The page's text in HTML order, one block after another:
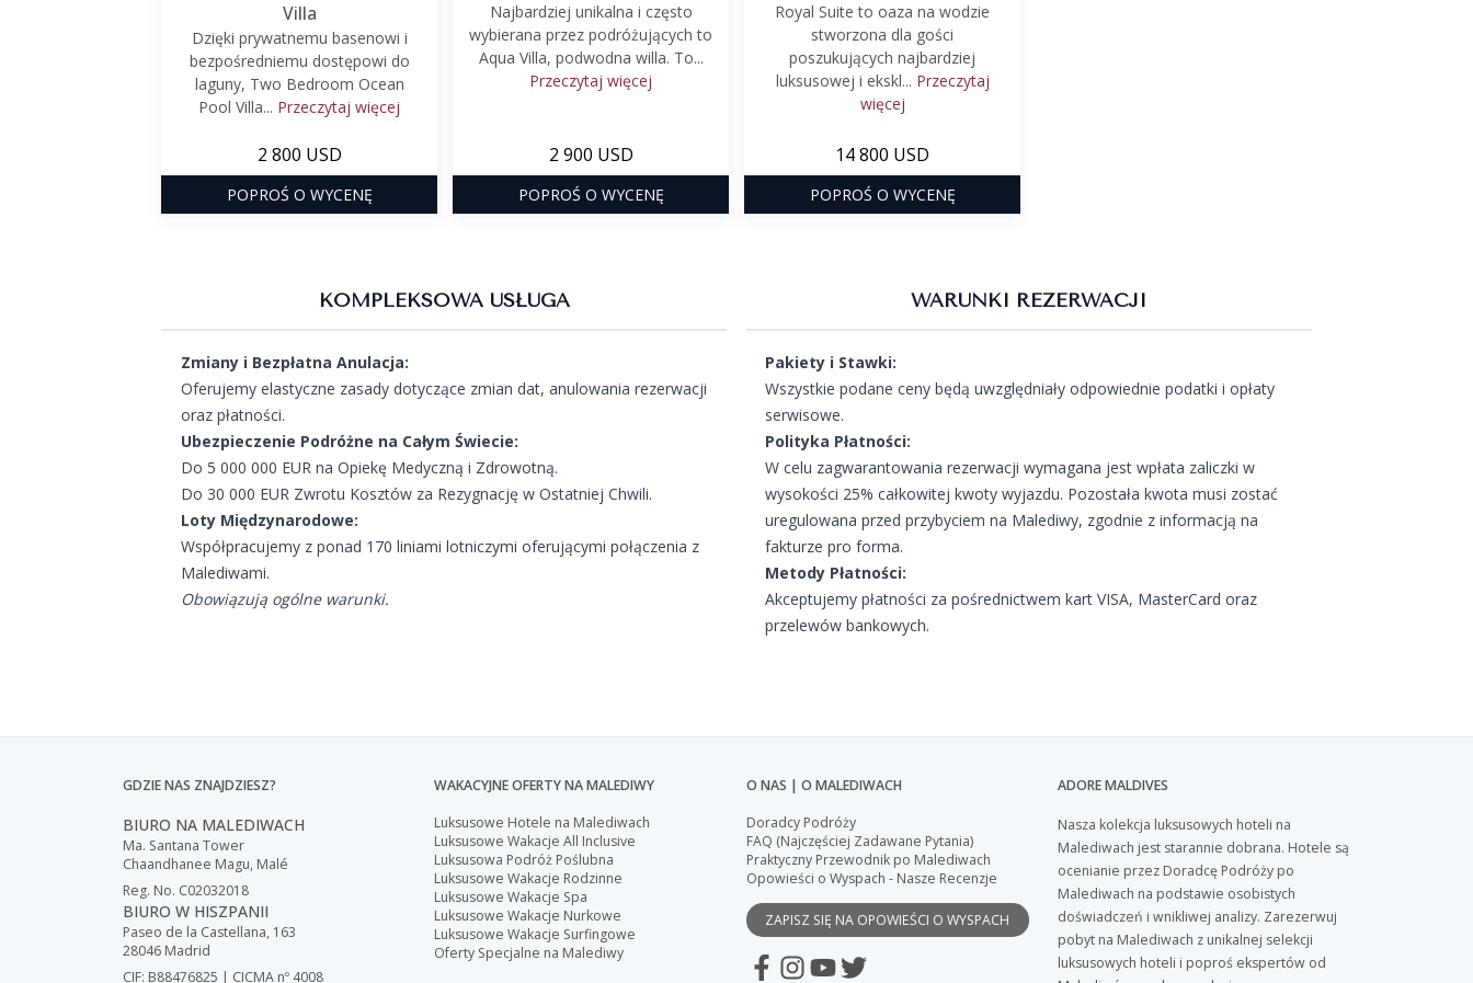
Villa
Dzięki prywatnemu basenowi i
bezpośredniemu dostępowi do
laguny, Two Bedroom Ocean
Pool Villa... Przeczytaj więcej
2 800 USD
POPROŚ O WYCENĘ
Najbardziej unikalna i często
wybierana przez podróżujących to
Aqua Villa, podwodna willa. To...
Przeczytaj więcej
2 900 USD
POPROŚ O WYCENĘ
Royal Suite to oaza na wodzie
stworzona dla gości
poszukujących najbardziej
luksusowej i ekskl... Przeczytaj
więcej
14 800 USD
POPROŚ O WYCENĘ
KOMPLEKSOWA USŁUGA
Zmiany i Bezpłatna Anulacja:
Oferujemy elastyczne zasady dotyczące zmian dat, anulowania rezerwacji
oraz płatności.
Ubezpieczenie Podróżne na Całym Świecie:
Do 5 000 000 EUR na Opiekę Medyczną i Zdrowotną.
Do 30 000 EUR Zwrotu Kosztów za Rezygnację w Ostatniej Chwili.
Loty Międzynarodowe:
Współpracujemy z ponad 170 liniami lotniczymi oferującymi połączenia z
Malediwami.
Obowiązują ogólne warunki.
WARUNKI REZERWACJI
Pakiety i Stawki:
Wszystkie podane ceny będą uwzględniały odpowiednie podatki i opłaty
serwisowe.
Polityka Płatności:
W celu zagwarantowania rezerwacji wymagana jest wpłata zaliczki w
wysokości 25% całkowitej kwoty wyjazdu. Pozostała kwota musi zostać
uregulowana przed przybyciem na Malediwy, zgodnie z informacją na
fakturze pro forma.
Metody Płatności:
Akceptujemy płatności za pośrednictwem kart VISA, MasterCard oraz
przelewów bankowych.
GDZIE NAS ZNAJDZIESZ?
BIURO NA MALEDIWACH
Ma. Santana Tower
Chaandhanee Magu, Malé
Reg. No. C02032018
BIURO W HISZPANII
Paseo de la Castellana, 163
28046 Madrid
CIF: B88476825 | CICMA nº 4008
WAKACYJNE OFERTY NA MALEDIWY
Luksusowe Hotele na Malediwach
Luksusowe Wakacje All Inclusive
Luksusowa Podróż Poślubna
Luksusowe Wakacje Rodzinne
Luksusowe Wakacje Spa
Luksusowe Wakacje Nurkowe
Luksusowe Wakacje Surfingowe
Oferty Specjalne na Malediwy
O NAS | O MALEDIWACH
Doradcy Podróży
FAQ (Najczęściej Zadawane Pytania)
Praktyczny Przewodnik po Malediwach
Opowieści o Wyspach - Nasze Recenzje
ZAPISZ SIĘ NA OPOWIEŚCI O WYSPACH
ADORE MALDIVES
Nasza kolekcja luksusowych hoteli na
Malediwach jest starannie dobrana. Hotele są
ocenianie przez Doradcę Podróży po
Malediwach na podstawie osobistych
doświadczeń i wnikliwej analizy. Zarezerwuj
pobyt na Malediwach z unikalnej selekcji
luksusowych hoteli i poproś ekspertów od